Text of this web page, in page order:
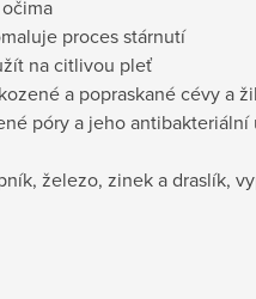
proces stárnutí
na citlivou pleť
a popraskané cévy a
póry a jeho
železo, zinek a draslík,